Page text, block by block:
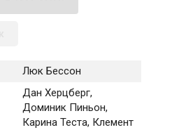
Люк Бессон
Дан Херцберг,
Доминик Пиньон,
Карина Теста, Клемент